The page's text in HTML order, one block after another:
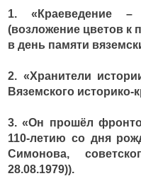
1. «Краеведение –
(возложение цветов к
в день памяти
2. «Хранители
Вяземского историко-
3. «Он прошёл
110-летию со дня
Симонова,
28.08.1979)).